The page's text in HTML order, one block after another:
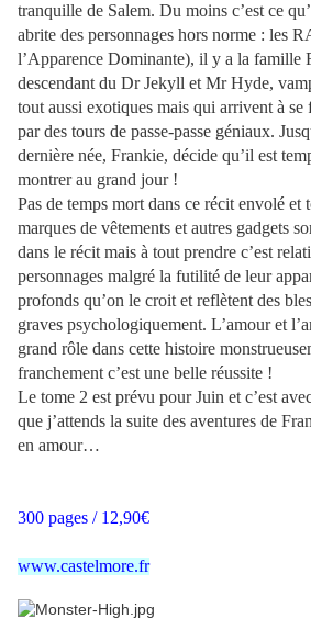
tranquille de Salem. Du moins c’est ce
abrite des personnages hors norme : les
l’Apparence Dominante), il y a la famille
descendant du Dr Jekyll et Mr Hyde,
tout aussi exotiques mais qui arrivent à se
par des tours de passe-passe géniaux.
dernière née, Frankie, décide qu’il est
montrer au grand jour !
Pas de temps mort dans ce récit envolé et
marques de vêtements et autres gadgets
dans le récit mais à tout prendre c’est
personnages malgré la futilité de leur
profonds qu’on le croit et reflètent des
graves psychologiquement. L’amour et
grand rôle dans cette histoire
franchement c’est une belle réussite !
Le tome 2 est prévu pour Juin et c’est
que j’attends la suite des aventures de
en amour…
300 pages / 12,90€
www.castelmore.fr